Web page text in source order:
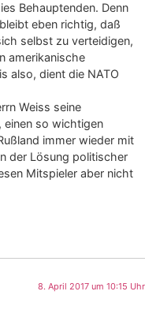
Behauptenden. Denn
eben richtig, daß
selbst zu verteidigen,
amerikanische
also, dient die NATO
Weiss seine
einen so wichtigen
immer wieder mit
der Lösung politischer
Mitspieler aber nicht
8. April 2017 um 10:15 Uhr